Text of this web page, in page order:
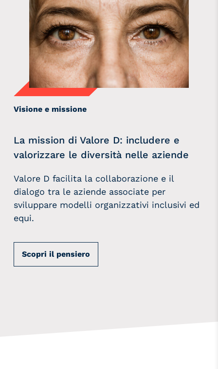
Visione e missione
La mission di Valore D: includere e
valorizzare le diversità nelle aziende
Valore D facilita la collaborazione e il
dialogo tra le aziende associate per
sviluppare modelli organizzativi inclusivi ed
equi.
Scopri il pensiero